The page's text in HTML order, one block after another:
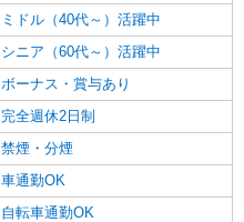
詳細を見る
ミドル（40代～）活躍中
シニア（60代～）活躍中
ボーナス・賞与あり
完全週休2日制
禁煙・分煙
車通勤OK
自転車通勤OK